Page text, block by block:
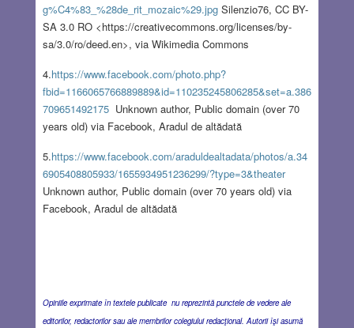
g%C4%83_%28de_rit_mozaic%29.jpgSilenzio76, CC BY-
SA 3.0 RO <https://creativecommons.org/licenses/by-
sa/3.0/ro/deed.en>, via Wikimedia Commons
4.https://www.facebook.com/photo.php?
fbid=1166065766889889&id=110235245806285&set=a.386
709651492175Unknown author, Public domain (over 70
years old) via Facebook, Aradul de altădată
5.https://www.facebook.com/araduldealtadata/photos/a.34
6905408805933/1655934951236299/?type=3&theater
Unknown author, Public domain (over 70 years old) via
Facebook, Aradul de altădată
Opiniile exprimate în textele publicate nu reprezintă punctele de vedere ale
editorilor, redactorilor sau ale membrilor colegiului redacţional. Autorii îşi asumă